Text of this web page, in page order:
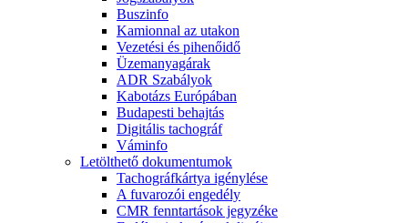
Buszinfo
Kamionnal az utakon
Vezetési és pihenőidő
Üzemanyagárak
ADR Szabályok
Kabotázs Európában
Budapesti behajtás
Digitális tachográf
Váminfo
Letölthető dokumentumok
Tachográfkártya igénylése
A fuvarozói engedély
CMR fenntartások jegyzéke